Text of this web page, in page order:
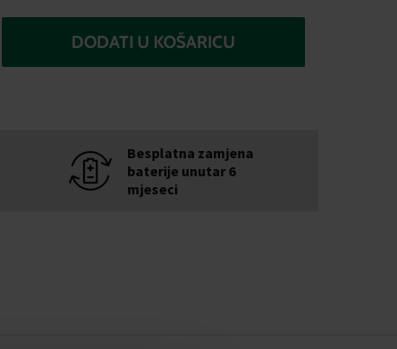
DODATI U KOŠARICU
Besplatna zamjena
baterije unutar 6
mjeseci